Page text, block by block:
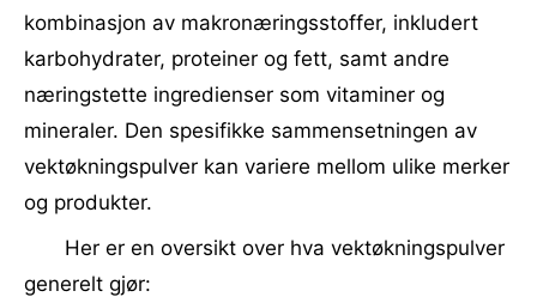
kombinasjon av makronæringsstoffer, inkludert
karbohydrater, proteiner og fett, samt andre
næringstette ingredienser som vitaminer og
mineraler. Den spesifikke sammensetningen av
vektøkningspulver kan variere mellom ulike merker
og produkter.
Her er en oversikt over hva vektøkningspulver
generelt gjør: